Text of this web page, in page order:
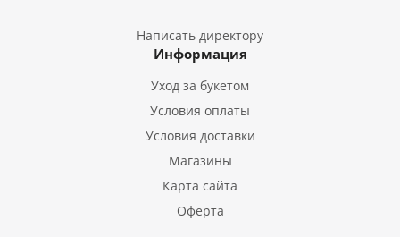
Букеты из Гладиолусов
Букеты из Тюльпанов
Написать директору
Информация
Уход за букетом
Условия оплаты
Условия доставки
Магазины
Карта сайта
Оферта